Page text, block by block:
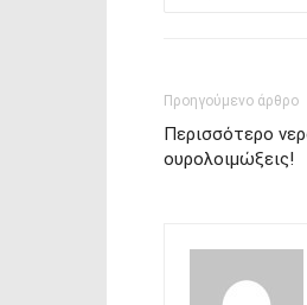
Προηγούμενο άρθρο
Περισσότερο
ουρολοιμώξεις!